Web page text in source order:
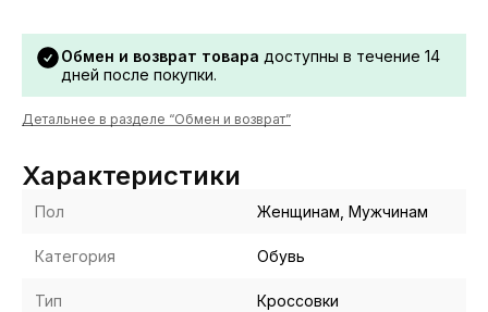
Обмен и возврат товара доступны в течение 14
дней после покупки.
Детальнее в разделе “Обмен и возврат”
Характеристики
Пол Женщинам, Мужчинам
Категория Обувь
Тип Кроссовки